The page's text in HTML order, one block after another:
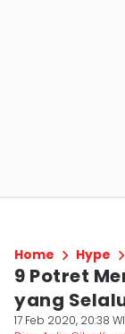
Home Hype
9 Potret
yang
17 Feb 2020, 20:38